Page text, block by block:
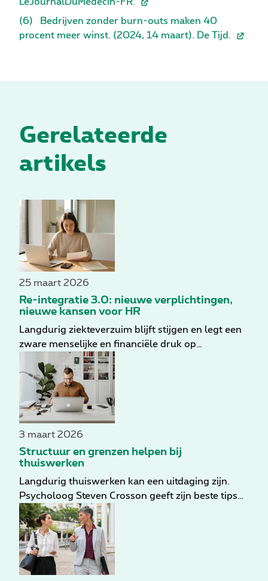
LeJournalDuMedecin-FR.
(6)
Bedrijven zonder burn-outs maken 40
procent meer winst. (2024, 14 maart). De Tijd.
Gerelateerde
artikels
25 maart 2026
Re-integratie 3.0: nieuwe verplichtingen,
nieuwe kansen voor HR
Langdurig ziekteverzuim blijft stijgen en legt een
zware menselijke en financiële druk op
organisaties. Met Re-integratie 3.0 (RIT 3.0)
verplicht de overheid werkgevers om meer in te
zetten op preventie, sneller in te grijpen en
duurzame werkhervatting te bevorderen. Voor HR
creëert dit niet alleen nieuwe verplichtingen,
maar ook een kans om verzuim- en welzijnsbeleid
structureel te versterken, langdurige uitval te
beperken, kosten te verlagen en medewerkers
3 maart 2026
Structuur en grenzen helpen bij
thuiswerken
Langdurig thuiswerken kan een uitdaging zijn.
Psycholoog Steven Crosson geeft zijn beste tips
om je werkdagen te laten werken.